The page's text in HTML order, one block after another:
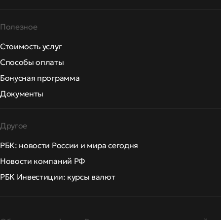
Полезное
Стоимость услуг
Способы оплаты
Бонусная программа
Документы
Другое
РБК: новости России и мира сегодня
Новости компаний РФ
РБК Инвестиции: курсы валют